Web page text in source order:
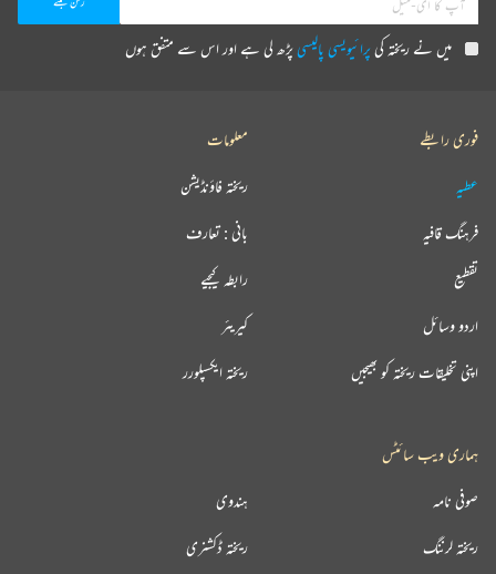
میں نے ریختہ کیپرائیویسی پالیسیپڑھ لی ہے اور اس سے متفق ہوں
فوری رابطے
عطیہ
فرہنگ قافیہ
تقطیع
اردو وسائل
اپنی تخلیقات ریختہ کو بھیجیں
معلومات
ریختہ فاؤنڈیشن
بانی : تعارف
رابطہ کیجیے
کیریئر
ریختہ ایکسپلورر
ہماری ویب سائٹس
ہندوی صوفی نامہ
ریختہ ڈکشنری ریختہ لرننگ